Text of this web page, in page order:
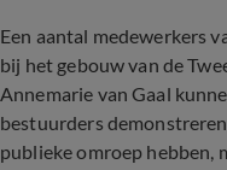
Een aantal medewerkers
bij het gebouw van de
Annemarie van Gaal
bestuurders
publieke omroep hebben,